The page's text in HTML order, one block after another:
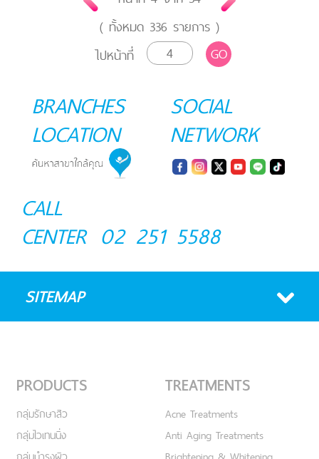
( ทั้งหมด 336 รายการ )
ไปหน้าที่
GO
BRANCHES
LOCATION
SOCIAL
NETWORK
CALL
CENTER 02 251 5588
SITEMAP
PRODUCTS
กลุ่มรักษาสิว
กลุ่มไวเทนนิ่ง
TREATMENTS
Acne Treatments
Anti Aging Treatments